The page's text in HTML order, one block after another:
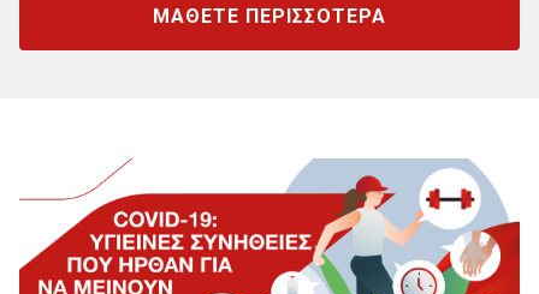
MΑΘΕΤΕ ΠΕΡΙΣΣΟΤΕΡΑ